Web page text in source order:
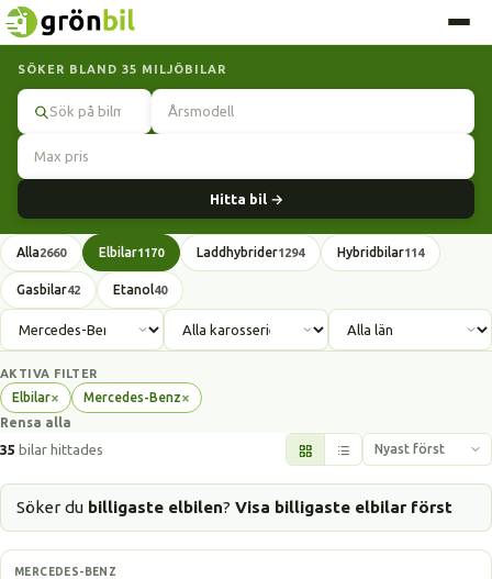
SÖKER BLAND 35 MILJÖBILAR
Hitta bil →
Alla2660 Elbilar1170 Laddhybrider1294 Hybridbilar114
Gasbilar42 Etanol40
AKTIVA FILTER
Elbilar×
Ta
bort
filter
Mercedes-Benz×
Ta
filter
Rensa alla
35 bilar hittades
Söker du billigaste elbilen? Visa billigaste elbilar först
Elbil
MERCEDES-BENZ